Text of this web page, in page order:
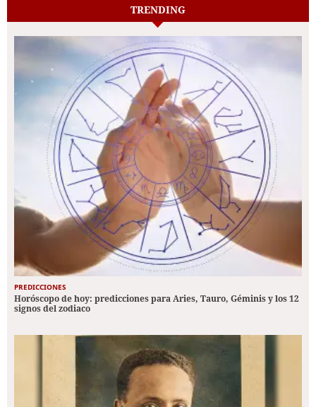
TRENDING
PREDICCIONES
Horóscopo de hoy: predicciones para Aries, Tauro, Géminis y los 12
signos del zodiaco